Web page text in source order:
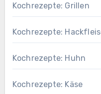
Kochrezepte: Grillen
Kochrezepte:
Kochrezepte: Huhn
Kochrezepte: Käse